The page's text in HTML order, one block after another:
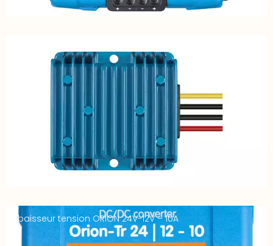
Abaisseur tension ORION 24V-12V – 10A